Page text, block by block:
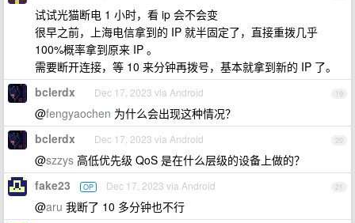
试试光猫断电 1 小时，看 ip 会不会变
很早之前，上海电信拿到的 IP 就半固定了，直接重拨几乎
100%概率拿到原来 IP 。
需要断开连接，等 10 来分钟再拨号，基本就拿到新的 IP 了。
19
bclerdx Dec 17, 2023 via Android
@fengyaochen 为什么会出现这种情况？
20
bclerdx Dec 17, 2023 via Android
@szzys 高低优先级 QoS 是在什么层级的设备上做的？
21
fake23 OP Dec 17, 2023 via Android
@aru 我断了 10 多分钟也不行